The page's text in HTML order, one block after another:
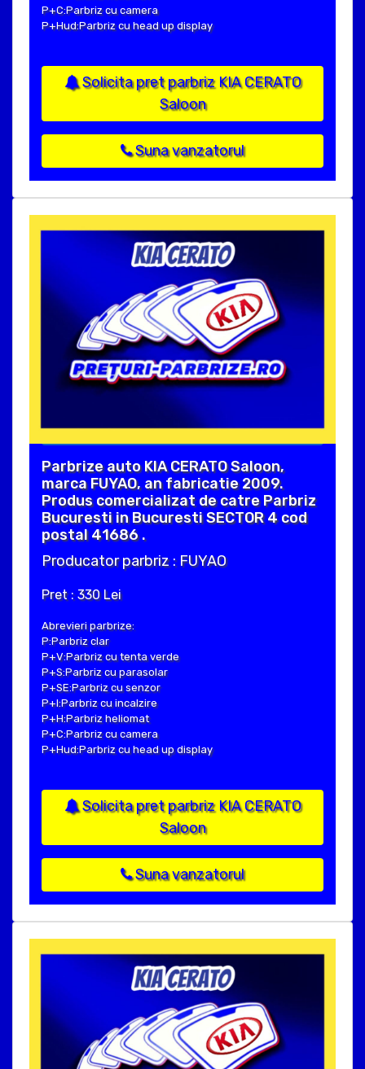
P+C:Parbriz cu camera
P+Hud:Parbriz cu head up display
Solicita pret parbriz KIA CERATO
Saloon
Suna vanzatorul
Parbrize auto KIA CERATO Saloon,
marca FUYAO, an fabricatie 2009.
Produs comercializat de catre Parbriz
Bucuresti in Bucuresti SECTOR 4 cod
postal 41686 .
Producator parbriz : FUYAO
Pret : 330 Lei
Abrevieri parbrize:
P:Parbriz clar
P+V:Parbriz cu tenta verde
P+S:Parbriz cu parasolar
P+SE:Parbriz cu senzor
P+I:Parbriz cu incalzire
P+H:Parbriz heliomat
P+C:Parbriz cu camera
P+Hud:Parbriz cu head up display
Solicita pret parbriz KIA CERATO
Saloon
Suna vanzatorul